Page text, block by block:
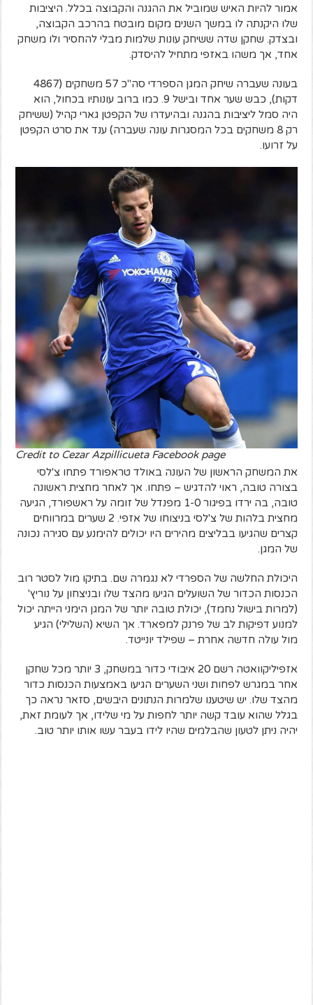
אמור להיות האיש שמוביל את ההגנה והקבוצה בכלל. היציבות
שלו היקנתה לו במשך השנים מקום מובטח בהרכב הקבוצה,
ובצדק. שחקן שדה ששיחק עונות שלמות מבלי להחסיר ולו משחק
אחד, אך משהו באזפי מתחיל להיסדק.
בעונה שעברה שיחק המגן הספרדי סה"כ 57 משחקים (4867
דקות), כבש שער אחד ובישל 9. כמו ברוב עונותיו בכחול, הוא
היה סמל ליציבות בהגנה ובהיעדרו של הקפטן גארי קהיל (ששיחק
רק 8 משחקים בכל המסגרות עונה שעברה) ענד את סרט הקפטן
על זרועו.
Credit to Cezar Azpillicueta Facebook page
את המשחק הראשון של העונה באולד טראפורד פתחו צ'לסי
בצורה טובה, ראוי להדגיש – פתחו. אך לאחר מחצית ראשונה
טובה, בה ירדו בפיגור 1-0 מפנדל של זומה על ראשפורד, הגיעה
מחצית בלהות של צ'לסי בניצוחו של אזפי. 2 שערים במרווחים
קצרים שהגיעו בבליצים מהירים היו יכולים להימנע עם סגירה נכונה
של המגן.
היכולת החלשה של הספרדי לא נגמרה שם. בתיקו מול לסטר רוב
הכנסות הכדור של השועלים הגיעו מהצד שלו ובניצחון על נוריץ'
(למרות בישול נחמד), יכולת טובה יותר של המגן הימני הייתה יכול
למנוע דפיקות לב של פרנק למפארד. אך השיא (השלילי) הגיע
מול עולה חדשה אחרת – שפילד יונייטד.
אזפיליקוואטה רשם 20 איבודי כדור במשחק, 3 יותר מכל שחקן
אחר במגרש לפחות ושני השערים הגיעו באמצעות הכנסות כדור
מהצד שלו. יש שיטענו שלמרות הנתונים היבשים, סזאר נראה כך
בגלל שהוא עובד קשה יותר לחפות על מי שלידו, אך לעומת זאת,
יהיה ניתן לטעון שהבלמים שהיו לידו בעבר עשו אותו יותר טוב.